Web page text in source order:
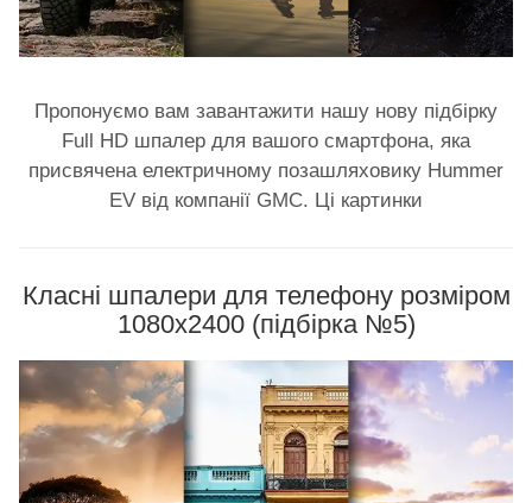
Пропонуємо вам завантажити нашу нову підбірку
Full HD шпалер для вашого смартфона, яка
присвячена електричному позашляховику Hummer
EV від компанії GMC. Ці картинки
Класні шпалери для телефону розміром
1080x2400 (підбірка №5)